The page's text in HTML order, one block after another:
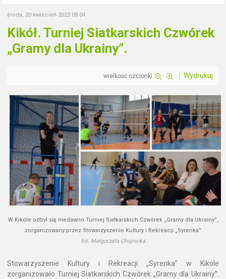
środa, 20 kwiecień 2022 08:04
Kikół. Turniej Siatkarskich Czwórek
„Gramy dla Ukrainy”.
wielkość czcionki Wydrukuj
W Kikole odbył się niedawno Turniej Siatkarskich Czwórek „Gramy dla Ukrainy”,
zorganizowany przez Stowarzyszenie Kultury i Rekreacji „Syrenka”
fot. Małgorzata Chojnicka
Stowarzyszenie Kultury i Rekreacji „Syrenka” w Kikole
zorganizowało Turniej Siatkarskich Czwórek „Gramy dla Ukrainy”.